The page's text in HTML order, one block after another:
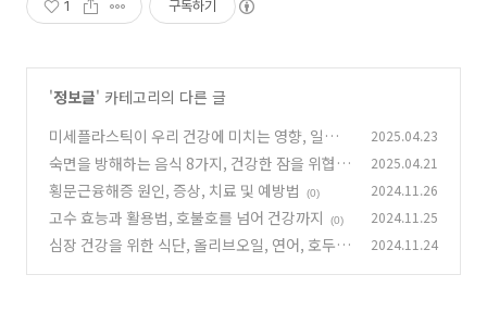
1 구독하기
'정보글' 카테고리의 다른 글
미세플라스틱이 우리 건강에 미치는 영향, 일상
속 보이지 않는 위협
(0)
2025.04.23
숙면을 방해하는 음식 8가지, 건강한 잠을 위협하
는 식습관 (0)
2025.04.21
횡문근융해증 원인, 증상, 치료 및 예방법 (0) 2024.11.26
고수 효능과 활용법, 호불호를 넘어 건강까지 (0) 2024.11.25
심장 건강을 위한 식단, 올리브오일, 연어, 호두,
2024.11.24